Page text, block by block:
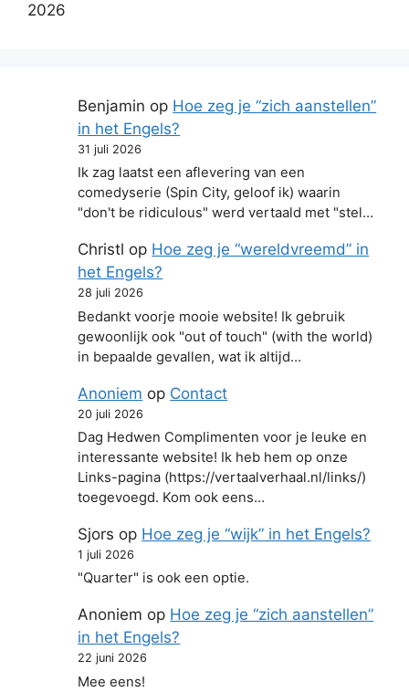
2026
Benjamin op Hoe zeg je “zich aanstellen”
in het Engels?
31 juli 2026
Ik zag laatst een aflevering van een
comedyserie (Spin City, geloof ik) waarin
"don't be ridiculous" werd vertaald met "stel…
Christl op Hoe zeg je “wereldvreemd” in
het Engels?
28 juli 2026
Bedankt voorje mooie website! Ik gebruik
gewoonlijk ook "out of touch" (with the world)
in bepaalde gevallen, wat ik altijd…
Anoniem op Contact
20 juli 2026
Dag Hedwen Complimenten voor je leuke en
interessante website! Ik heb hem op onze
Links-pagina (https://vertaalverhaal.nl/links/)
toegevoegd. Kom ook eens…
Sjors op Hoe zeg je “wijk” in het Engels?
1 juli 2026
"Quarter" is ook een optie.
Anoniem op Hoe zeg je “zich aanstellen”
in het Engels?
22 juni 2026
Mee eens!